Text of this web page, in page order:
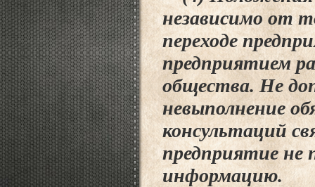
независимо от
переходе
предприятием
общества. Не
невыполнение
консультаций
предприятие не
информацию.